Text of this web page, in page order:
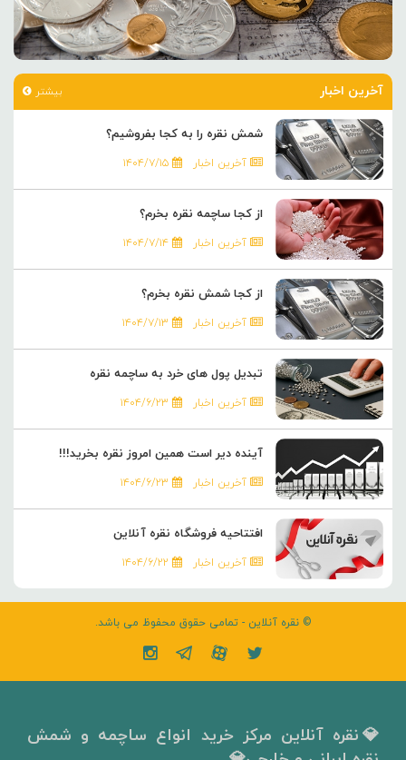
آخرین اخبار بیشتر
شمش نقره را به کجا بفروشیم؟
آخرین اخبار ۱۴۰۴/۷/۱۵
از کجا ساچمه نقره بخرم؟
آخرین اخبار ۱۴۰۴/۷/۱۴
از کجا شمش نقره بخرم؟
آخرین اخبار ۱۴۰۴/۷/۱۳
تبدیل پول های خرد به ساچمه نقره
آخرین اخبار ۱۴۰۴/۶/۲۳
آینده دیر است همین امروز نقره بخرید!!!
آخرین اخبار ۱۴۰۴/۶/۲۳
افتتاحیه فروشگاه نقره آنلاین
آخرین اخبار ۱۴۰۴/۶/۲۲
© نقره آنلاین - تمامی حقوق محفوظ می باشد.
💎نقره آنلاین مرکز خرید انواع ساچمه و شمش